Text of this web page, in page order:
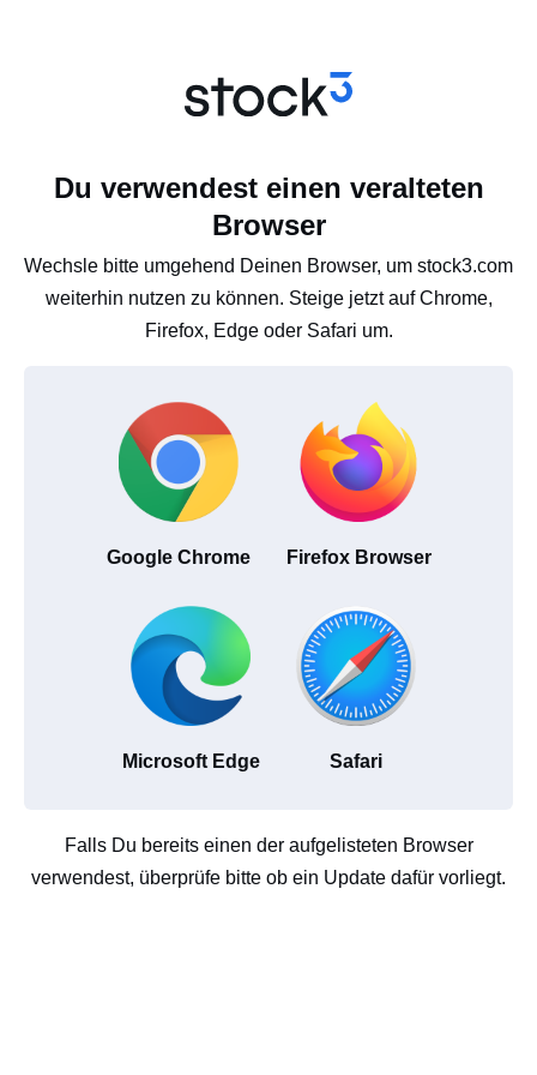
Du verwendest einen veralteten
Browser
Wechsle bitte umgehend Deinen Browser, um stock3.com
weiterhin nutzen zu können. Steige jetzt auf Chrome,
Firefox, Edge oder Safari um.
Google Chrome Firefox Browser
Microsoft Edge Safari
Falls Du bereits einen der aufgelisteten Browser
verwendest, überprüfe bitte ob ein Update dafür vorliegt.